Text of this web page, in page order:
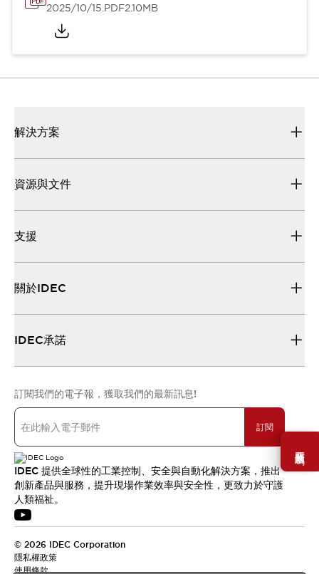
需要幫助嗎？
2025/10/15.PDF2.10MB
解決方案
資源與文件
支援
關於IDEC
IDEC承諾
訂閱我們的電子報，獲取我們的最新訊息!
訂閱
IDEC 提供全球性的工業控制、安全與自動化解決方案，推出
創新產品與服務，提升現場作業效率與安全性，更致力於守護
人類福祉。
© 2026 IDEC Corporation
隱私權政策
使用條款